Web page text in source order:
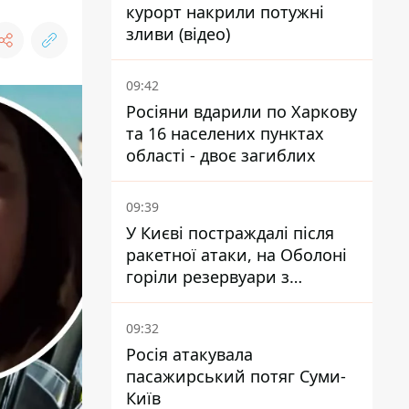
курорт накрили потужні
зливи (відео)
09:42
Росіяни вдарили по Харкову
та 16 населених пунктах
області - двоє загиблих
09:39
У Києві постраждалі після
ракетної атаки, на Оболоні
горіли резервуари з
паливом
09:32
Росія атакувала
пасажирський потяг Суми-
Київ